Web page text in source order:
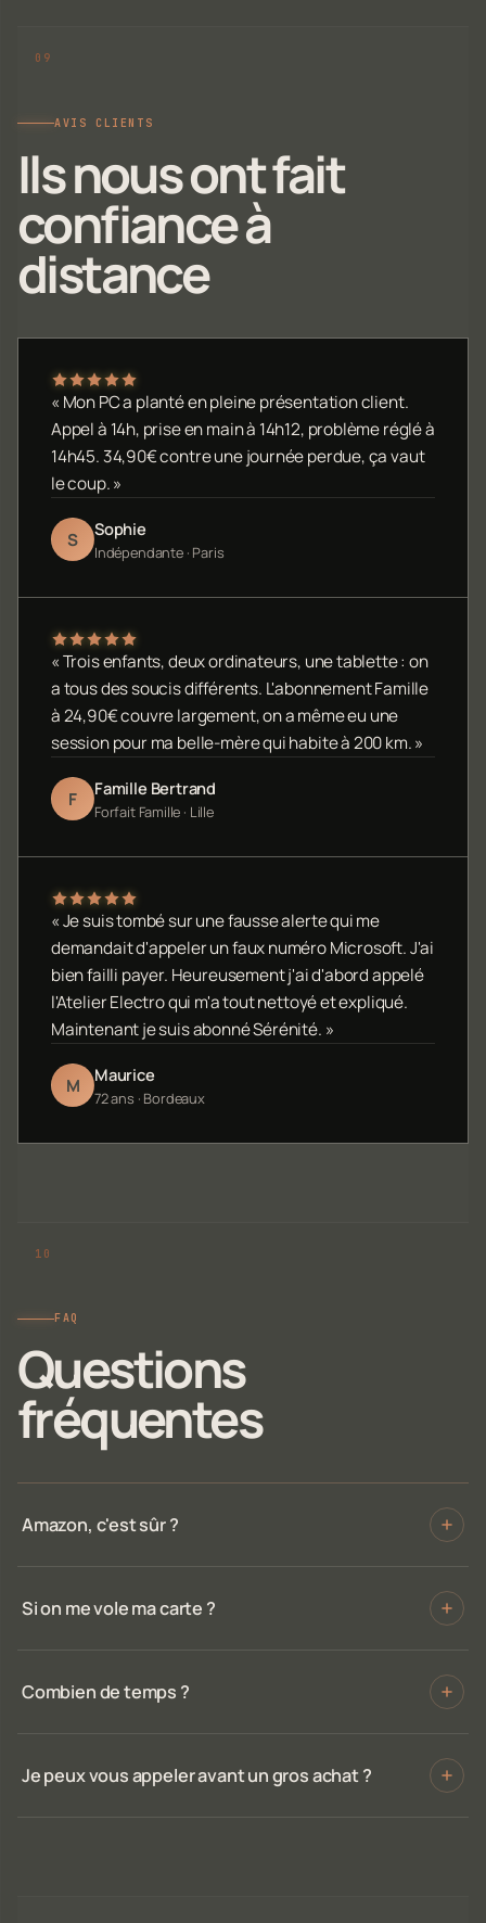
AVIS CLIENTS
Ils nous ont fait
confiance à
distance
« Mon PC a planté en pleine présentation client.
Appel à 14h, prise en main à 14h12, problème réglé à
14h45. 34,90€ contre une journée perdue, ça vaut
le coup. »
S Sophie
Indépendante · Paris
« Trois enfants, deux ordinateurs, une tablette : on
a tous des soucis différents. L'abonnement Famille
à 24,90€ couvre largement, on a même eu une
session pour ma belle-mère qui habite à 200 km. »
F Famille Bertrand
Forfait Famille · Lille
« Je suis tombé sur une fausse alerte qui me
demandait d'appeler un faux numéro Microsoft. J'ai
bien failli payer. Heureusement j'ai d'abord appelé
l'Atelier Electro qui m'a tout nettoyé et expliqué.
Maintenant je suis abonné Sérénité. »
M Maurice
72 ans · Bordeaux
FAQ
Questions
fréquentes
Amazon, c'est sûr ?
Si on me vole ma carte ?
Combien de temps ?
Je peux vous appeler avant un gros achat ?